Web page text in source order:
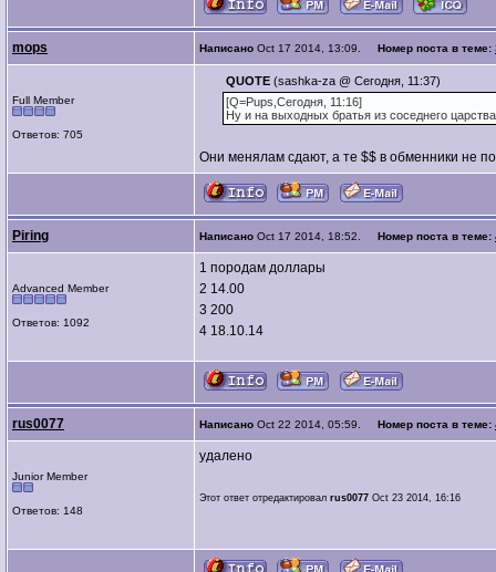
mops Написано Oct 17 2014, 13:09. Номер поста в теме:
Full Member
Ответов: 705
QUOTE (sashka-za @ Сегодня, 11:37)
[Q=Pups,Сегодня, 11:16]
Ну и на выходных братья из соседнего
Они менялам сдают, а те $$ в обменники не
Piring Написано Oct 17 2014, 18:52. Номер поста в теме:
Advanced Member
Ответов: 1092
1 породам доллары
2 14.00
3 200
4 18.10.14
rus0077 Написано Oct 22 2014, 05:59. Номер поста в теме:
Junior Member
Ответов: 148
удалено
Этот ответ отредактировал rus0077 Oct 23 2014, 16:16